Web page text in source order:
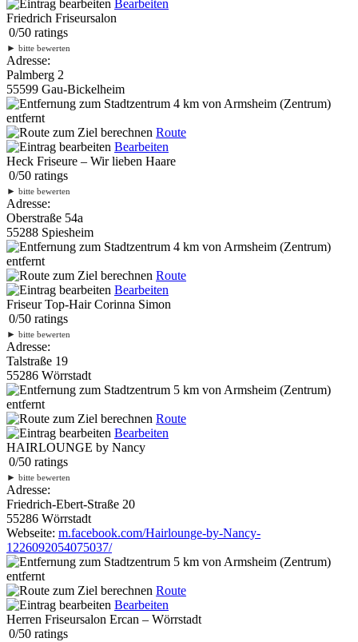
Bearbeiten
Friedrich Friseursalon
0/50 ratings
► bitte bewerten
Adresse:
Palmberg 2
55599 Gau-Bickelheim
4 km von Armsheim (Zentrum)
entfernt
Route
Bearbeiten
Heck Friseure – Wir lieben Haare
0/50 ratings
► bitte bewerten
Adresse:
Oberstraße 54a
55288 Spiesheim
4 km von Armsheim (Zentrum)
entfernt
Route
Bearbeiten
Friseur Top-Hair Corinna Simon
0/50 ratings
► bitte bewerten
Adresse:
Talstraße 19
55286 Wörrstadt
5 km von Armsheim (Zentrum)
entfernt
Route
Bearbeiten
HAIRLOUNGE by Nancy
0/50 ratings
► bitte bewerten
Adresse:
Friedrich-Ebert-Straße 20
55286 Wörrstadt
Webseite: m.facebook.com/Hairlounge-by-Nancy-
1226092054075037/
5 km von Armsheim (Zentrum)
entfernt
Route
Bearbeiten
Herren Friseursalon Ercan – Wörrstadt
0/50 ratings